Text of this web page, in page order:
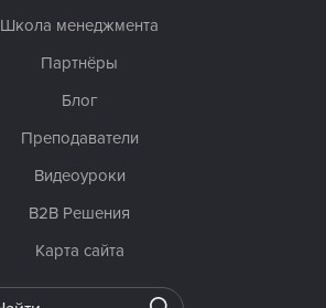
Школа менеджмента
Партнёры
Блог
Преподаватели
Видеоуроки
B2B Решения
Карта сайта